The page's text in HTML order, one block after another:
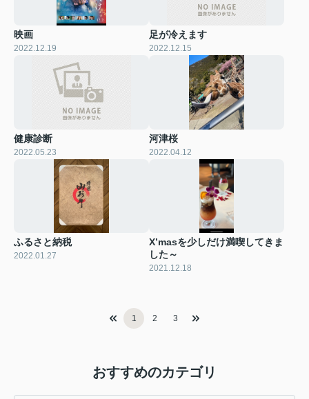
映画
2022.12.19
足が冷えます
2022.12.15
健康診断
2022.05.23
河津桜
2022.04.12
ふるさと納税
2022.01.27
X’masを少しだけ満喫してきま
した～
2021.12.18
1 2 3
おすすめのカテゴリ